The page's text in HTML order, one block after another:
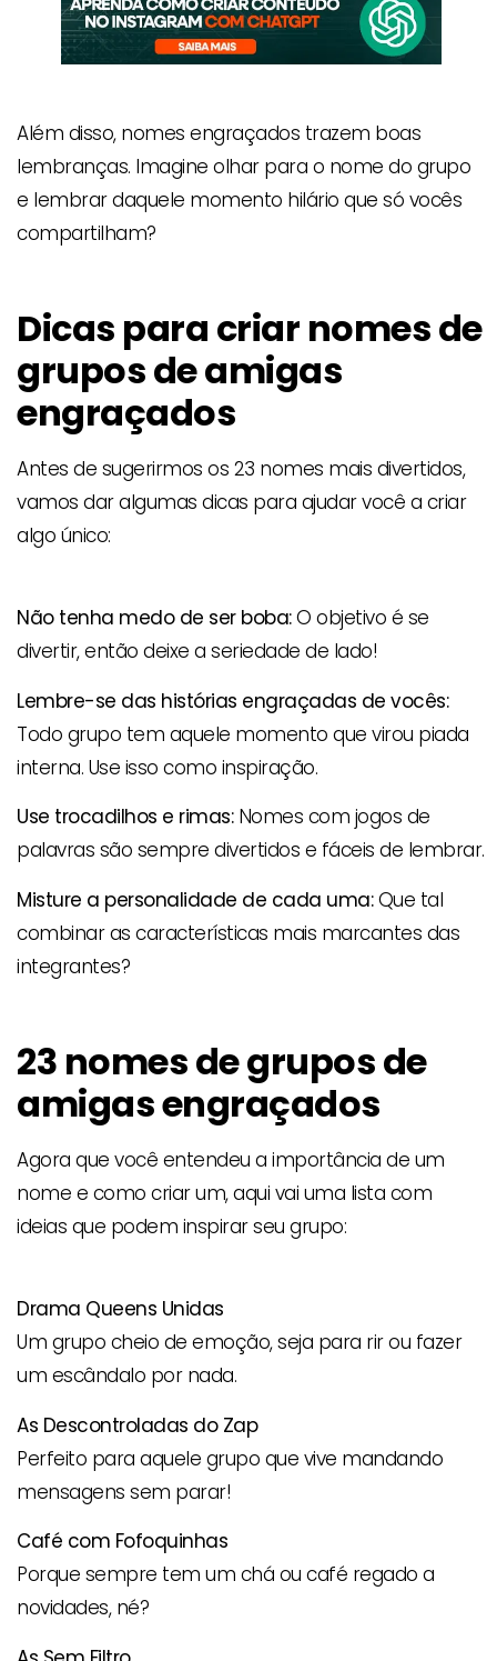
Além disso, nomes engraçados trazem boas
lembranças. Imagine olhar para o nome do grupo
e lembrar daquele momento hilário que só vocês
compartilham?
Dicas para criar nomes de
grupos de amigas
engraçados
Antes de sugerirmos os 23 nomes mais divertidos,
vamos dar algumas dicas para ajudar você a criar
algo único:
Não tenha medo de ser boba:O objetivo é se
divertir, então deixe a seriedade de lado!
Lembre-se das histórias engraçadas de vocês:
Todo grupo tem aquele momento que virou piada
interna. Use isso como inspiração.
Use trocadilhos e rimas:Nomes com jogos de
palavras são sempre divertidos e fáceis de lembrar.
Misture a personalidade de cada uma:Que tal
combinar as características mais marcantes das
integrantes?
23 nomes de grupos de
amigas engraçados
Agora que você entendeu a importância de um
nome e como criar um, aqui vai uma lista com
ideias que podem inspirar seu grupo:
Drama Queens Unidas
Um grupo cheio de emoção, seja para rir ou fazer
um escândalo por nada.
As Descontroladas do Zap
Perfeito para aquele grupo que vive mandando
mensagens sem parar!
Café com Fofoquinhas
Porque sempre tem um chá ou café regado a
novidades, né?